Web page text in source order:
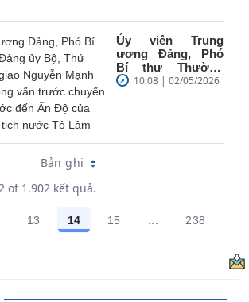
Ủy viên Trung
ương Đảng, Phó
Bí thư Thường
trực Đảng ủy Bộ,
10:08 | 02/05/2026
Bản ghi
of 1.902 kết quả.
trên cổng
trung gian Use TAB to navigate.
Các trang trên cổng
13 Các trang trên cổng
14 Các trang trên cổng
15 ...Trang trung
Các
238